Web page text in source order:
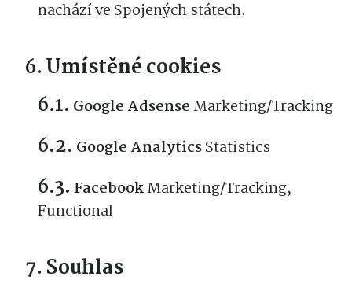
nachází ve Spojených státech.
Umístěné cookies
Google Adsense Marketing/Tracking
Google AnalyticsStatistics
FacebookMarketing/Tracking,
Functional
Souhlas